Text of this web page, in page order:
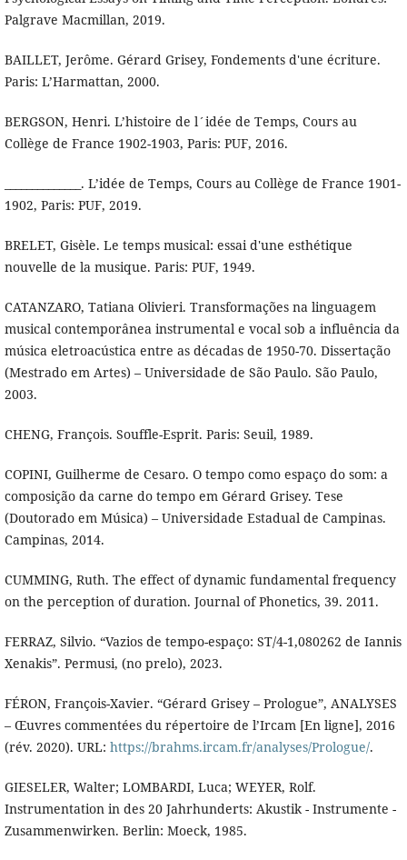
Palgrave Macmillan, 2019.
BAILLET, Jerôme. Gérard Grisey, Fondements d'une écriture.
Paris: L’Harmattan, 2000.
BERGSON, Henri. L’histoire de l´idée de Temps, Cours au
Collège de France 1902-1903, Paris: PUF, 2016.
______________. L’idée de Temps, Cours au Collège de France 1901-
1902, Paris: PUF, 2019.
BRELET, Gisèle. Le temps musical: essai d'une esthétique
nouvelle de la musique. Paris: PUF, 1949.
CATANZARO, Tatiana Olivieri. Transformações na linguagem
musical contemporânea instrumental e vocal sob a influência da
música eletroacústica entre as décadas de 1950-70. Dissertação
(Mestrado em Artes) – Universidade de São Paulo. São Paulo,
2003.
CHENG, François. Souffle-Esprit. Paris: Seuil, 1989.
COPINI, Guilherme de Cesaro. O tempo como espaço do som: a
composição da carne do tempo em Gérard Grisey. Tese
(Doutorado em Música) – Universidade Estadual de Campinas.
Campinas, 2014.
CUMMING, Ruth. The effect of dynamic fundamental frequency
on the perception of duration. Journal of Phonetics, 39. 2011.
FERRAZ, Silvio. “Vazios de tempo-espaço: ST/4-1,080262 de Iannis
Xenakis”. Permusi, (no prelo), 2023.
FÉRON, François-Xavier. “Gérard Grisey – Prologue”, ANALYSES
– Œuvres commentées du répertoire de l’Ircam [En ligne], 2016
(rév. 2020). URL: https://brahms.ircam.fr/analyses/Prologue/.
GIESELER, Walter; LOMBARDI, Luca; WEYER, Rolf.
Instrumentation in des 20 Jahrhunderts: Akustik - Instrumente -
Zusammenwirken. Berlin: Moeck, 1985.